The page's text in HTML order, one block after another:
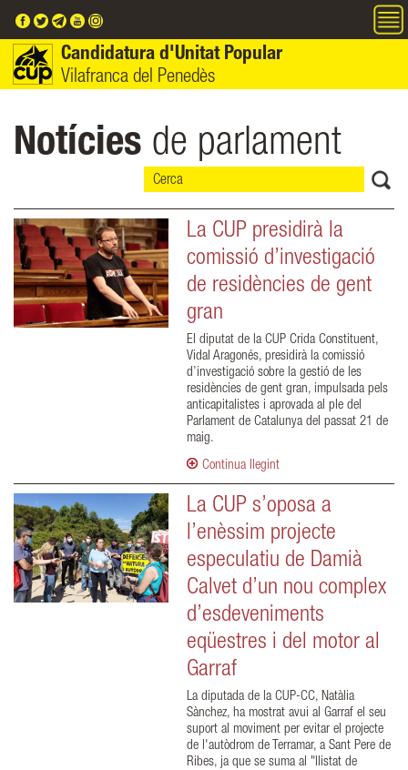
Candidatura d'Unitat Popular
Vilafranca del Penedès
Notícies de parlament
La CUP presidirà la
comissió d’investigació
de residències de gent
gran
El diputat de la CUP Crida Constituent,
Vidal Aragonés, presidirà la comissió
d’investigació sobre la gestió de les
residències de gent gran, impulsada pels
anticapitalistes i aprovada al ple del
Parlament de Catalunya del passat 21 de
maig.
Continua llegint
La CUP s’oposa a
l’enèssim projecte
especulatiu de Damià
Calvet d’un nou complex
d’esdeveniments
eqüestres i del motor al
Garraf
La diputada de la CUP-CC, Natàlia
Sànchez, ha mostrat avui al Garraf el seu
suport al moviment per evitar el projecte
de l'autòdrom de Terramar, a Sant Pere de
Ribes, ja que se suma al "llistat de